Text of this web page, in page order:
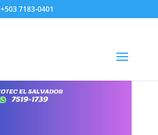
+503 7183-0401